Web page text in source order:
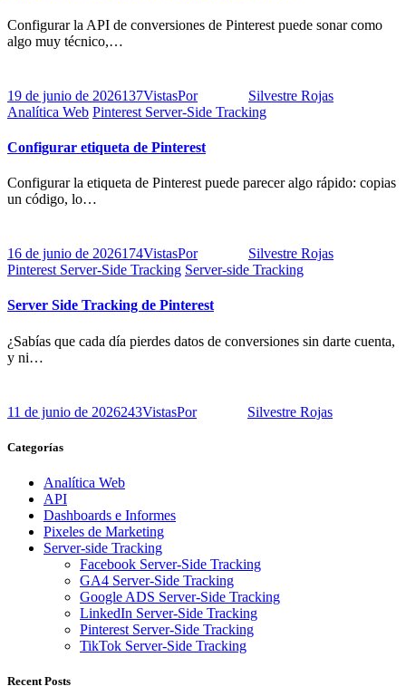
Configurar la API de conversiones de Pinterest puede sonar como
algo muy técnico,…
19 de junio de 2026137VistasPor
Silvestre Rojas
Analítica Web Pinterest Server-Side Tracking
Configurar etiqueta de Pinterest
Configurar la etiqueta de Pinterest puede parecer algo rápido: copias
un código, lo…
16 de junio de 2026174VistasPor
Silvestre Rojas
Pinterest Server-Side Tracking Server-side Tracking
Server Side Tracking de Pinterest
¿Sabías que cada día pierdes datos de conversiones sin darte cuenta,
y ni…
11 de junio de 2026243VistasPor Silvestre Rojas
Categorías
Analítica Web
API
Dashboards e Informes
Pixeles de Marketing
Server-side Tracking
Facebook Server-Side Tracking
GA4 Server-Side Tracking
Google ADS Server-Side Tracking
LinkedIn Server-Side Tracking
Pinterest Server-Side Tracking
TikTok Server-Side Tracking
Recent Posts